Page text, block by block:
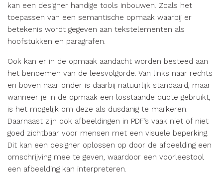
kan een designer handige tools inbouwen. Zoals het
toepassen van een semantische opmaak waarbij er
betekenis wordt gegeven aan tekstelementen als
hoofstukken en paragrafen.
Ook kan er in de opmaak aandacht worden besteed aan
het benoemen van de leesvolgorde. Van links naar rechts
en boven naar onder is daarbij natuurlijk standaard, maar
wanneer je in de opmaak een losstaande quote gebruikt,
is het mogelijk om deze als dusdanig te markeren.
Daarnaast zijn ook afbeeldingen in PDF’s vaak niet of niet
goed zichtbaar voor mensen met een visuele beperking.
Dit kan een designer oplossen op door de afbeelding een
omschrijving mee te geven, waardoor een voorleestool
een afbeelding kan interpreteren.